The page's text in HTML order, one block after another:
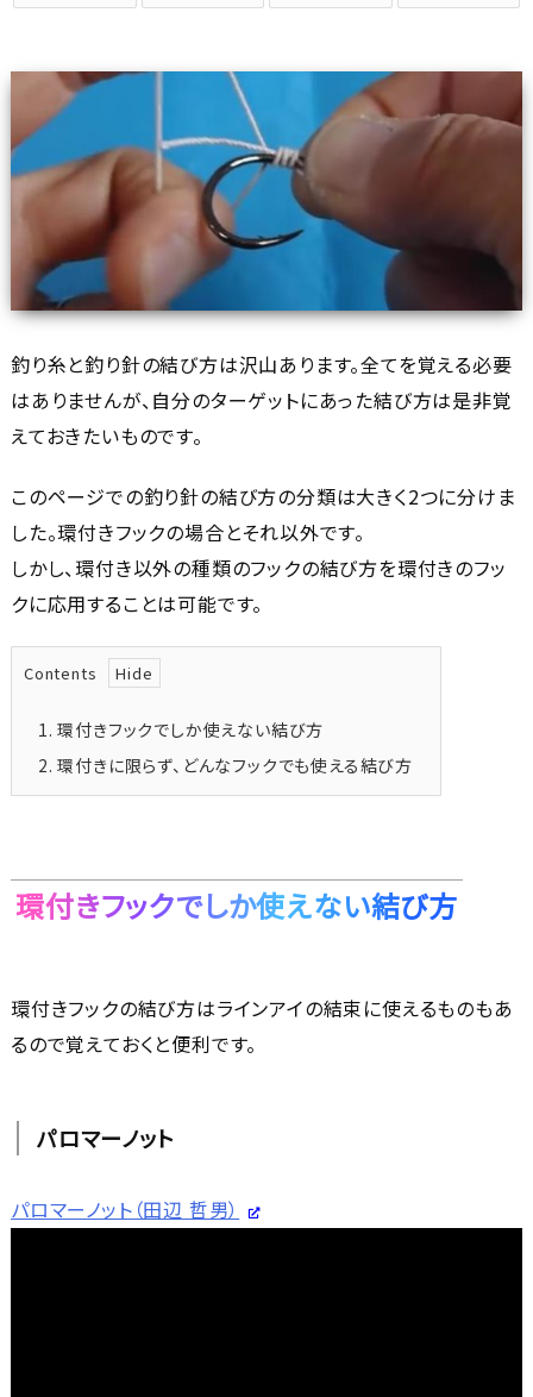
釣り糸と釣り針の結び方は沢山あります。全てを覚える必要
はありませんが、自分のターゲットにあった結び方は是非覚
えておきたいものです。
このページでの釣り針の結び方の分類は大きく2つに分けま
した。環付きフックの場合とそれ以外です。
しかし、環付き以外の種類のフックの結び方を環付きのフッ
クに応用することは可能です。
Contents
1. 環付きフックでしか使えない結び方
2. 環付きに限らず、どんなフックでも使える結び方
環付きフックでしか使えない結び方
環付きフックの結び方はラインアイの結束に使えるものもあ
るので覚えておくと便利です。
パロマーノット
パロマーノット（田辺 哲男）